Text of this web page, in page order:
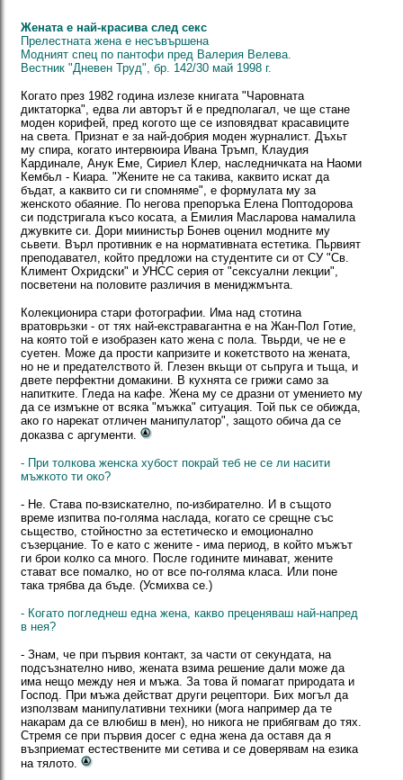
Жената е най-красива след секс
Прелестната жена е несъвършена
Модният спец по пантофи пред Валерия Велева.
Вестник "Дневен Труд", бр. 142/30 май 1998 г.
Когато през 1982 година излезе книгата "Чаровната
диктаторка", едва ли авторът й е предполагал, че ще стане
моден корифей, пред когото ще се изповядват красавиците
на света. Признат е за най-добрия моден журналист. Дъхьт
му спира, когато интервюира Ивана Тръмп, Клаудия
Кардинале, Анук Еме, Сириел Клер, наследничката на Наоми
Кембьл - Киара. "Жените не са такива, каквито искат да
бъдат, а каквито си ги спомняме", е формулата му за
женското обаяние. По негова препоръка Елена Поптодорова
си подстригала късо косата, а Емилия Масларова намалила
джувките си. Дори миинистьр Бонев оценил модните му
сьвети. Върл противник е на нормативната естетика. Пьрвият
преподавател, който предложи на студентите си от CУ "Св.
Климент Охридски" и УНСС серия oт "сексуални лекции",
посветени на половите различия в мениджмънта.
Колекционира стари фотографии. Има над стотина
вратоврьзки - от тях най-екстравагантна е на Жан-Пол Готие,
на която той е изобразен като жена с пола. Твьрди, че не е
суетен. Може да прости капризите и кокетството на жената,
но не и предателството й. Глезен вкьщи от сьпруга и тьща, и
двете перфектни домакини. В кухнята се грижи само за
напитките. Гледа на кафе. Жена му се дразни от умението му
да се измъкне от всяка "мъжка" ситуация. Той пьк се обижда,
ако го нарекат отличен манипулатор", защото обича да се
доказва с аргументи.
- При толкова женска хубост покрай теб не се ли насити
мъжкото ти око?
- Не. Става по-взискателно, по-избирателно. И в същото
време изпитва по-голяма наслада, когато се срещне със
сьщество, стойностно за естетическо и емоционално
съзерцание. То е като с жените - има период, в който мъжът
ги брои колко са много. После годините минават, жените
стават все помалко, но от все по-голяма класа. Или поне
така трябва да бъде. (Усмихва се.)
- Когато погледнеш една жена, какво преценяваш най-напред
в нея?
- Знам, че при първия контакт, за части от секундата, на
подсъзнателно ниво, жената взима решение дали може да
има нещо между нея и мъжа. За това й помагат природата и
Господ. При мъжа действат други рецептори. Бих могъл да
използвам манипулативни техники (мога например да те
накарам да се влюбиш в мен), но никога не прибягвам до тях.
Стремя се при първия досег с една жена да оставя да я
възприемат естествените ми сетива и се доверявам на езика
на тялото.